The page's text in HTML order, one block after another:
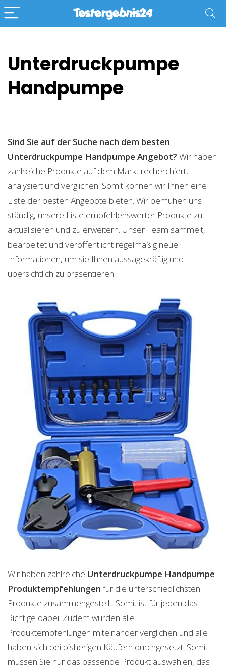
Unterdruckpumpe
Handpumpe
Sind Sie auf der Suche nach dem besten
Unterdruckpumpe Handpumpe Angebot? Wir haben
zahlreiche Produkte auf dem Markt recherchiert,
analysiert und verglichen. Somit können wir Ihnen eine
Liste der besten Angebote bieten. Wir bemühen uns
ständig, unsere Liste empfehlenswerter Produkte zu
aktualisieren und zu erweitern. Unser Team sammelt,
bearbeitet und veröffentlicht regelmäßig neue
Informationen, um sie Ihnen aussagekräftig und
übersichtlich zu präsentieren.
Wir haben zahlreiche Unterdruckpumpe Handpumpe
Produktempfehlungen für die unterschiedlichsten
Produkte zusammengestellt. Somit ist für jeden das
Richtige dabei. Zudem wurden alle
Produktempfehlungen miteinander verglichen und alle
haben sich bei bisherigen Käufern durchgesetzt. Somit
müssen Sie nur das passende Produkt auswählen, das